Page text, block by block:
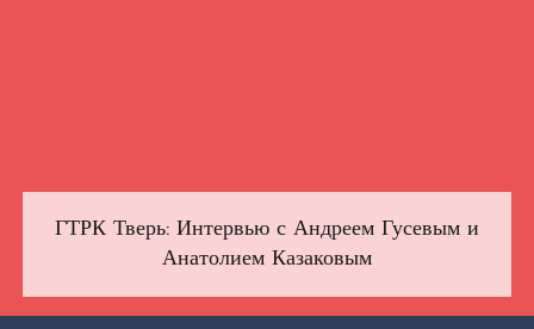
ГТРК Тверь: Интервью с Андреем Гусевым и
Анатолием Казаковым